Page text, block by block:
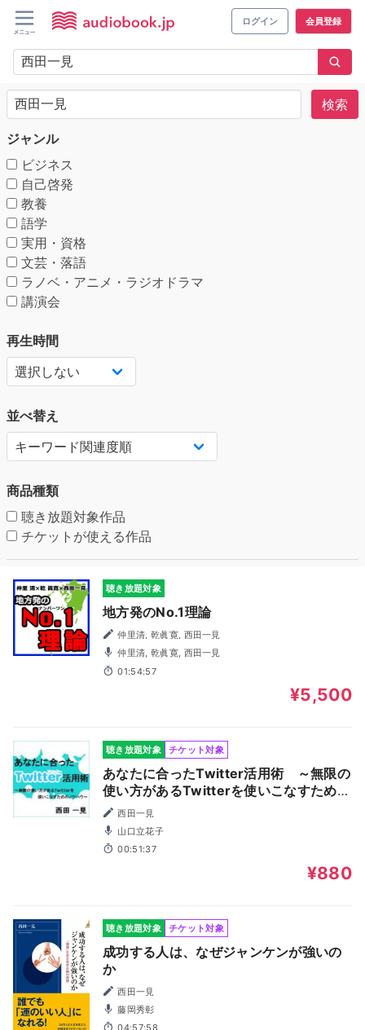
ログイン 会員登録
検索
ジャンル
ビジネス
自己啓発
教養
語学
実用・資格
文芸・落語
ラノベ・アニメ・ラジオドラマ
講演会
再生時間
並べ替え
商品種類
聴き放題対象作品
チケットが使える作品
聴き放題対象
地方発のNo.1理論
仲里清, 乾眞寛, 西田一見
仲里清, 乾眞寛, 西田一見
01:54:57
¥5,500
聴き放題対象 チケット対象
あなたに合ったTwitter活用術 ～無限の
使い方があるTwitterを使いこなすための
ノウハウ～
西田一見
山口立花子
00:51:37
¥880
聴き放題対象 チケット対象
成功する人は、なぜジャンケンが強いの
か
西田一見
藤岡秀彰